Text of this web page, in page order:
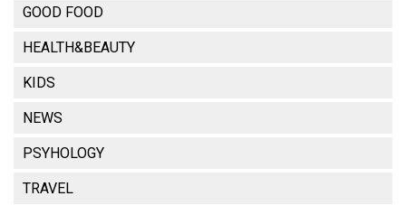
GOOD FOOD
HEALTH&BEAUTY
KIDS
NEWS
PSYHOLOGY
TRAVEL